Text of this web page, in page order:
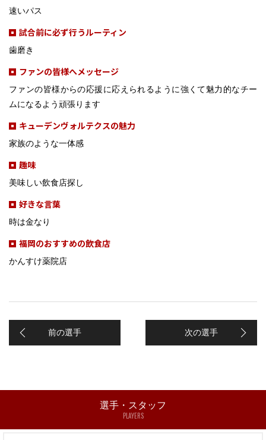
速いパス
試合前に必ず行うルーティン
歯磨き
ファンの皆様へメッセージ
ファンの皆様からの応援に応えられるように強くて魅力的なチー
ムになるよう頑張ります
キューデンヴォルテクスの魅力
家族のような一体感
趣味
美味しい飲食店探し
好きな言葉
時は金なり
福岡のおすすめの飲食店
かんすけ薬院店
前の選手 次の選手
選手・スタッフ
PLAYERS